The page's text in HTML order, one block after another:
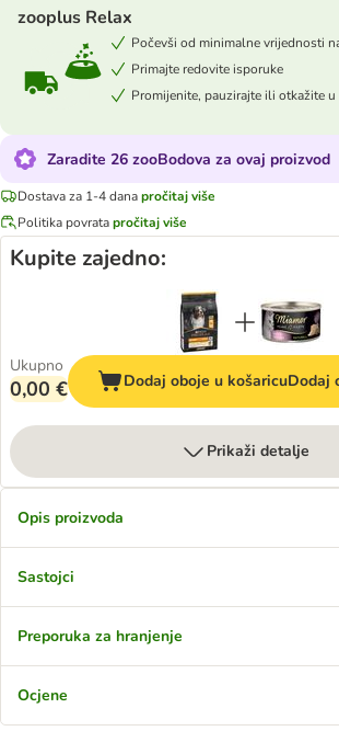
zooplus Relax
Počevši od minimalne vrijednosti
Primajte redovite isporuke
Promijenite, pauzirajte ili otkažite
Zaradite 26 zooBodova za ovaj proizvod
Dostava za 1-4 danapročitaj više
Politika povratapročitaj više
Kupite zajedno:
Ukupno
0,00 € Dodaj oboje u košaricuDodaj
Prikaži detalje
Opis proizvoda
Sastojci
Preporuka za hranjenje
Ocjene